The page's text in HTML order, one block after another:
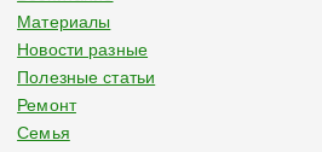
Материалы
Новости разные
Полезные статьи
Ремонт
Семья